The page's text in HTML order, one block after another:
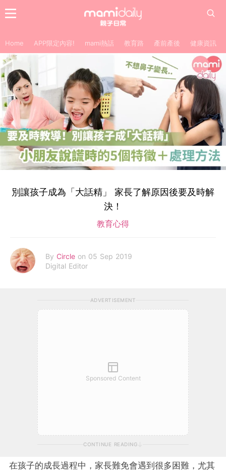
Home APP限定內容! mami熱話 教育路 產前產後 健康資訊
別讓孩子成為「大話精」 家長了解原因後要及時解
決！
教育心得
By Circle on 05 Sep 2019
Digital Editor
ADVERTISEMENT
Sponsored Content
CONTINUE READING
在孩子的成長過程中，家長難免會遇到很多困難，尤其